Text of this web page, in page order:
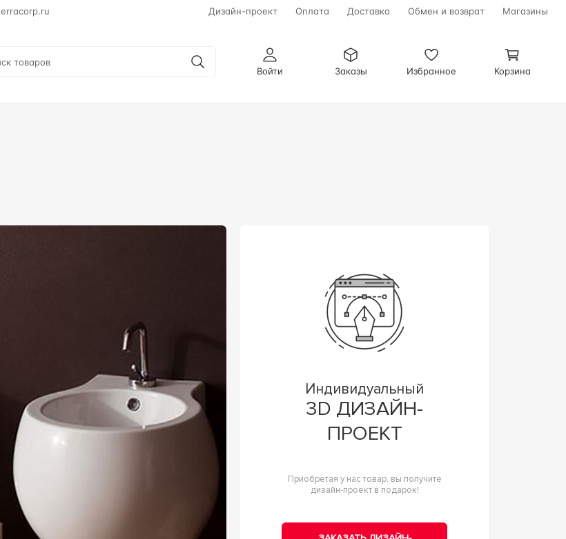
Дизайн-проект Оплата Доставка Обмен и возврат Магазины
Войти
Заказы Избранное Корзина
Индивидуальный
3D ДИЗАЙН-
ПРОЕКТ
Приобретая у нас товар, вы получите
дизайн-проект в подарок!